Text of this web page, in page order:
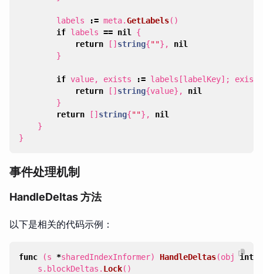
labels := meta.GetLabels()
if labels == nil
{
return
[] string{""},
nil
}
if value, exists := labels [labelKey];
exists
return
[] string{value},
nil
}
return
[] string{""},
nil
}
}
事件处理机制
HandleDeltas 方法
以下是相关的代码示例：
func (s *sharedIndexInformer) HandleDeltas(obj
s . blockDeltas . Lock()